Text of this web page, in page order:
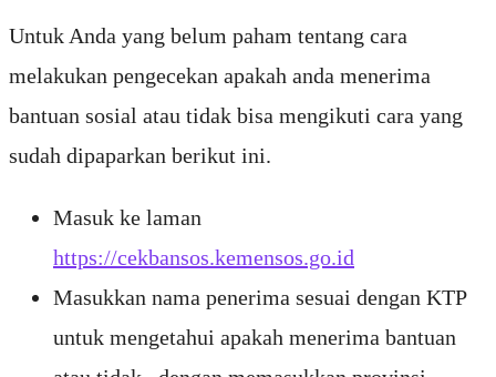
Untuk Anda yang belum paham tentang cara
melakukan pengecekan apakah anda menerima
bantuan sosial atau tidak bisa mengikuti cara yang
sudah dipaparkan berikut ini.
Masuk ke laman
https://cekbansos.kemensos.go.id
Masukkan nama penerima sesuai dengan KTP
untuk mengetahui apakah menerima bantuan